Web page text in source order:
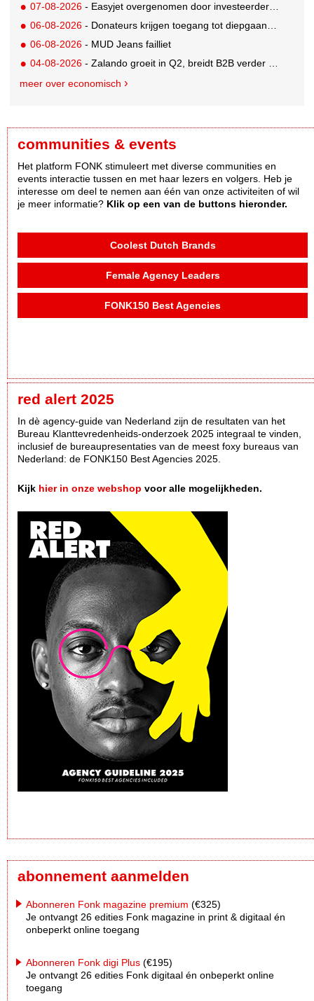
07-08-2026 - Easyjet overgenomen door investeerder Apollo
06-08-2026 - Donateurs krijgen toegang tot diepgaandere informatie over goede doelen
06-08-2026 - MUD Jeans failliet
04-08-2026 - Zalando groeit in Q2, breidt B2B verder uit en innoveert met AI
meer over economisch
communities & events
Het platform FONK stimuleert met diverse communities en
events interactie tussen en met haar lezers en volgers. Heb je
interesse om deel te nemen aan één van onze activiteiten of wil
je meer informatie? Klik op een van de buttons hieronder.
Coolest Dutch Brands
Female Agency Leaders
FONK150 Best Agencies
red alert 2025
In dè agency-guide van Nederland zijn de resultaten van het
Bureau Klanttevredenheids-onderzoek 2025 integraal te vinden,
inclusief de bureaupresentaties van de meest foxy bureaus van
Nederland: de FONK150 Best Agencies 2025.
Kijk hier in onze webshop voor alle mogelijkheden.
abonnement aanmelden
Abonneren Fonk magazine premium (€325)
Je ontvangt 26 edities Fonk magazine in print & digitaal én
onbeperkt online toegang
Abonneren Fonk digi Plus (€195)
Je ontvangt 26 edities Fonk digitaal én onbeperkt online
toegang